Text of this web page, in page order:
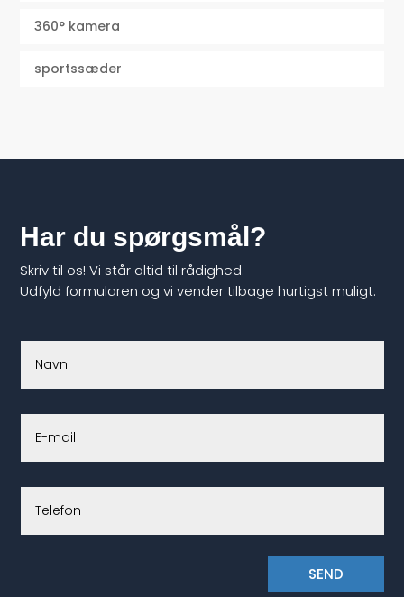
360° kamera
sportssæder
Har du spørgsmål?
Skriv til os! Vi står altid til rådighed.
Udfyld formularen og vi vender tilbage hurtigst muligt.
SEND